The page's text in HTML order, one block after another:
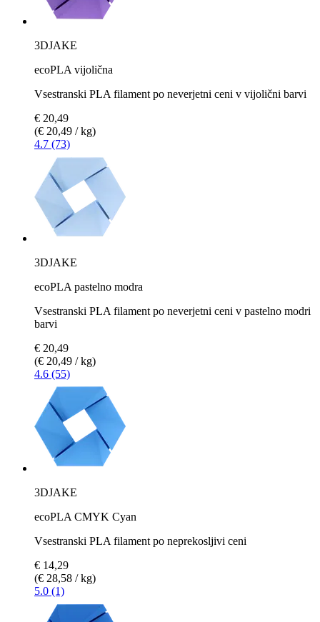
3DJAKE
ecoPLA vijolična
Vsestranski PLA filament po neverjetni ceni v vijolični barvi
€ 20,49
(€ 20,49 / kg)
4.7 (73)
3DJAKE
ecoPLA pastelno modra
Vsestranski PLA filament po neverjetni ceni v pastelno modri
barvi
€ 20,49
(€ 20,49 / kg)
4.6 (55)
3DJAKE
ecoPLA CMYK Cyan
Vsestranski PLA filament po neprekosljivi ceni
€ 14,29
(€ 28,58 / kg)
5.0 (1)